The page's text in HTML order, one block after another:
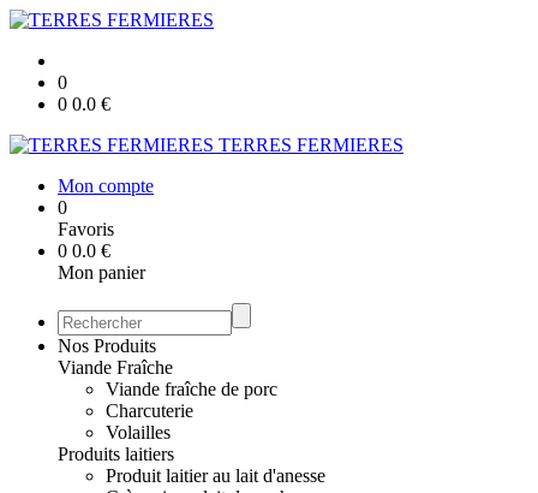
0
0 0.0 €
TERRES FERMIERES
Mon compte
0
Favoris
0 0.0 €
Mon panier
Nos Produits
Viande Fraîche
Viande fraîche de porc
Charcuterie
Volailles
Produits laitiers
Produit laitier au lait d'anesse